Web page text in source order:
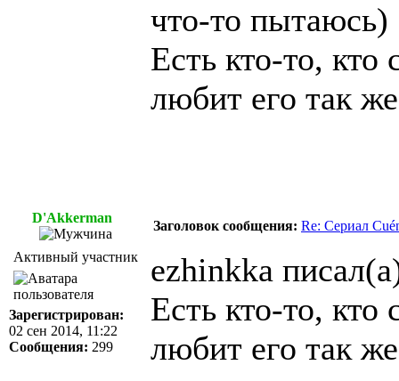
что-то пытаюсь)
Есть кто-то, кто
любит его так
D'Akkerman
Заголовок сообщения: Re: Сериал
Активный участник
Зарегистрирован:
02 сен 2014, 11:22
Сообщения: 299
ezhinkka
Есть кто-то, кто
любит его так